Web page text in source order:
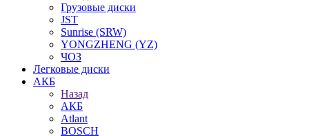
Грузовые диски
JST
Sunrise (SRW)
YONGZHENG (YZ)
ЧОЗ
Легковые диски
АКБ
Назад
АКБ
Atlant
BOSCH